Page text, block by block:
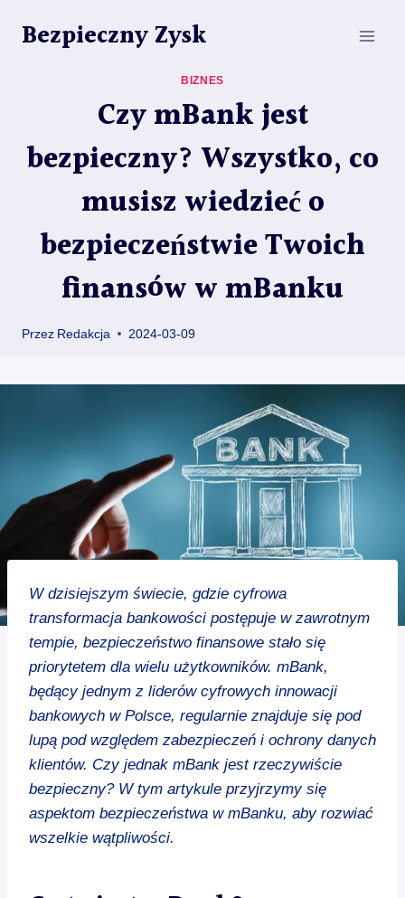
Bezpieczny Zysk
BIZNES
Czy mBank jest
bezpieczny? Wszystko, co
musisz wiedzieć o
bezpieczeństwie Twoich
finansów w mBanku
Przez Redakcja 2024-03-09
W dzisiejszym świecie, gdzie cyfrowa
transformacja bankowości postępuje w zawrotnym
tempie, bezpieczeństwo finansowe stało się
priorytetem dla wielu użytkowników. mBank,
będący jednym z liderów cyfrowych innowacji
bankowych w Polsce, regularnie znajduje się pod
lupą pod względem zabezpieczeń i ochrony danych
klientów. Czy jednak mBank jest rzeczywiście
bezpieczny? W tym artykule przyjrzymy się
aspektom bezpieczeństwa w mBanku, aby rozwiać
wszelkie wątpliwości.